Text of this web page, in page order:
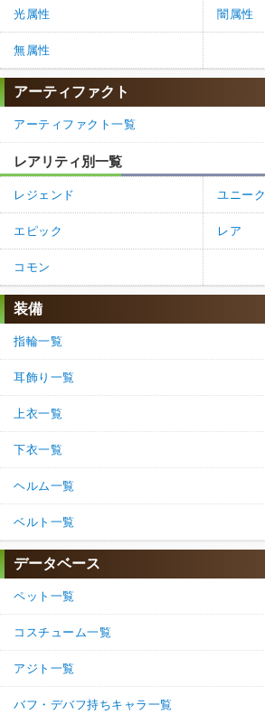
光属性 闇属性
無属性
アーティファクト
アーティファクト一覧
レアリティ別一覧
レジェンド ユニーク
エピック レア
コモン
装備
指輪一覧
耳飾り一覧
上衣一覧
下衣一覧
ヘルム一覧
ベルト一覧
データベース
ペット一覧
コスチューム一覧
アジト一覧
バフ・デバフ持ちキャラ一覧